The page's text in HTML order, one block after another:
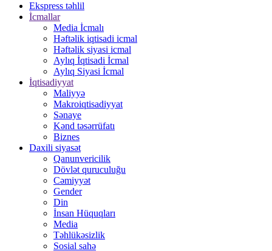
Ekspress təhlil
İcmallar
Media İcmalı
Həftəlik iqtisadi icmal
Həftəlik siyasi icmal
Aylıq İqtisadi İcmal
Aylıq Siyasi İcmal
İqtisadiyyat
Maliyyə
Makroiqtisadiyyat
Sənaye
Kənd təsərrüfatı
Biznes
Daxili siyasət
Qanunvericilik
Dövlət quruculuğu
Cəmiyyət
Gender
Din
İnsan Hüquqları
Media
Təhlükəsizlik
Sosial sahə